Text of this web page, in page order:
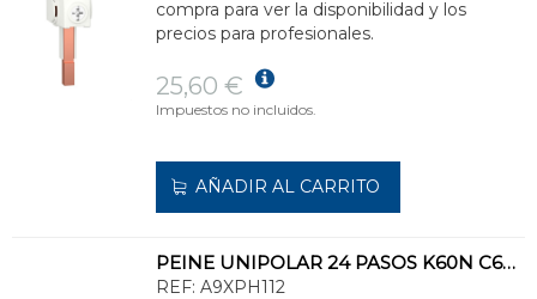
compra para ver la disponibilidad y los
precios para profesionales.
25,60 €
Impuestos no incluidos.
AÑADIR AL CARRITO
PEINE UNIPOLAR 24 PASOS K60N C60 ID
REF: A9XPH112